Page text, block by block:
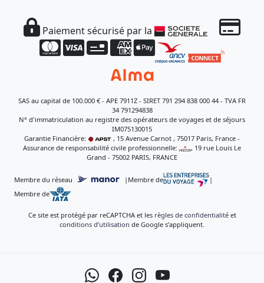
Paiement sécurisé par la
SAS au capital de 100.000 € - APE 7911Z - SIRET 791 294 838 000 44 - TVA FR
34 791294838
N° d'immatriculation au registre des opérateurs de voyages et de séjours
IM075130015
Garantie Financière:
, 15 Avenue Carnot , 75017 Paris, France -
Assurance de responsabilité civile professionnelle:
, 19 rue Louis Le
Grand - 75002 PARIS, FRANCE
Membre du réseau | Membre de
|
Membre de
Ce site est protégé par reCAPTCHA et les règles de confidentialitéet
conditions d’utilisation de Google s’appliquent.